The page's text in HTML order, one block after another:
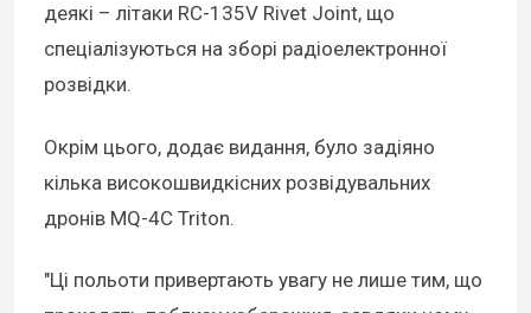
деякі – літаки RC-135V Rivet Joint, що
спеціалізуються на зборі радіоелектронної
розвідки.
Окрім цього, додає видання, було задіяно
кілька високошвидкісних розвідувальних
дронів MQ-4C Triton.
"Ці польоти привертають увагу не лише тим, що